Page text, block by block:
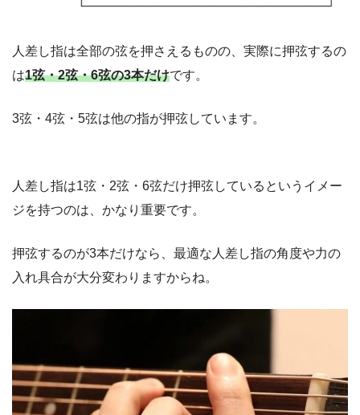
人差し指は全部の弦を押さえるものの、実際に押弦するの
は1弦・2弦・6弦の3本だけです。
3弦・4弦・5弦は他の指が押弦しています。
人差し指は1弦・2弦・6弦だけ押弦しているというイメー
ジを持つのは、かなり重要です。
押弦するのが3本だけなら、最適な人差し指の角度や力の
入れ具合が大分変わりますからね。